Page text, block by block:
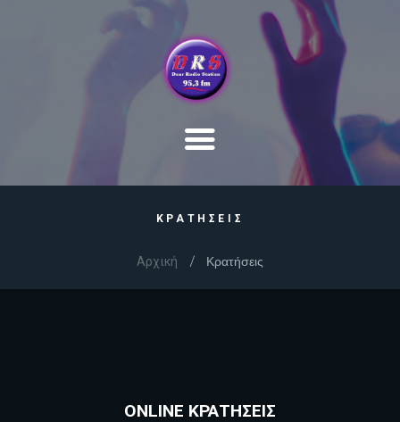
ΚΡΑΤΗΣΕΙΣ
Αρχική Κρατήσεις
ONLINE ΚΡΑΤΗΣΕΙΣ